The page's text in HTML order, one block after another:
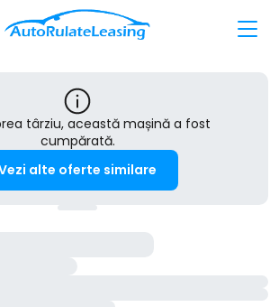
târziu, această mașină a fost
cumpărată.
alte oferte similare